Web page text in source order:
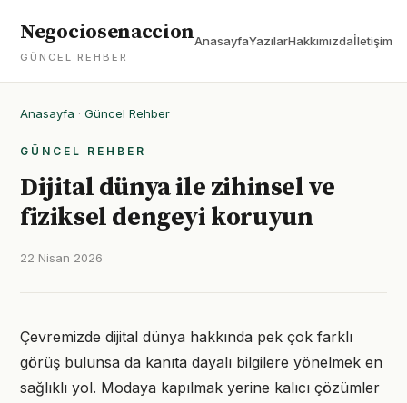
Negociosenaccion
GÜNCEL REHBER
AnasayfaYazılarHakkımızdaİletişim
Anasayfa · Güncel Rehber
GÜNCEL REHBER
Dijital dünya ile zihinsel ve
fiziksel dengeyi koruyun
22 Nisan 2026
Çevremizde dijital dünya hakkında pek çok farklı
görüş bulunsa da kanıta dayalı bilgilere yönelmek en
sağlıklı yol. Modaya kapılmak yerine kalıcı çözümler